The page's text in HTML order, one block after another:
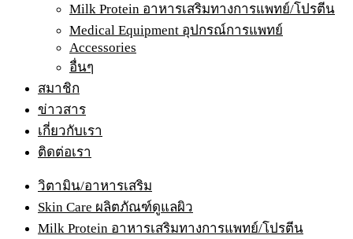
Milk Protein อาหารเสริมทางการแพทย์/โปรตีน
Medical Equipment อุปกรณ์การแพทย์
Accessories
อื่นๆ
สมาชิก
ข่าวสาร
เกี่ยวกับเรา
ติดต่อเรา
วิตามิน/อาหารเสริม
Skin Care ผลิตภัณฑ์ดูแลผิว
Milk Protein อาหารเสริมทางการแพทย์/โปรตีน